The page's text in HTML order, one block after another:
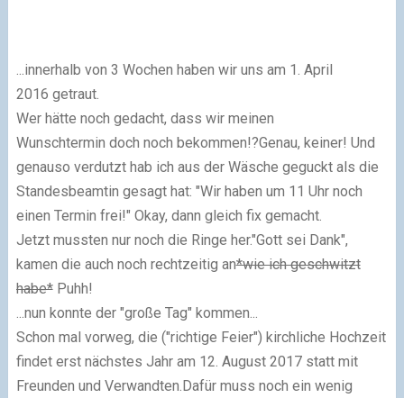
...innerhalb von 3 Wochen haben wir uns am 1. April
2016 getraut.
Wer hätte noch gedacht, dass wir meinen
Wunschtermin doch noch bekommen!?Genau, keiner! Und
genauso verdutzt hab ich aus der Wäsche geguckt als die
Standesbeamtin gesagt hat: "Wir haben um 11 Uhr noch
einen Termin frei!" Okay, dann gleich fix gemacht.
Jetzt mussten nur noch die Ringe her."Gott sei Dank",
kamen die auch noch rechtzeitig an*wie ich geschwitzt
habe*Puhh!
...nun konnte der "große Tag" kommen...
Schon mal vorweg, die ("richtige Feier") kirchliche Hochzeit
findet erst nächstes Jahr am 12. August 2017 statt mit
Freunden und Verwandten.Dafür muss noch ein wenig